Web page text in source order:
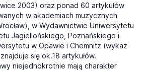
2003) oraz ponad 60 artykułów
w akademiach muzycznych
w Wydawnictwie Uniwersytetu
Jagiellońskiego, Poznańskiego i
w Opawie i Chemnitz (wykaz
się ok.18 artykułów.
niejednokrotnie mają charakter